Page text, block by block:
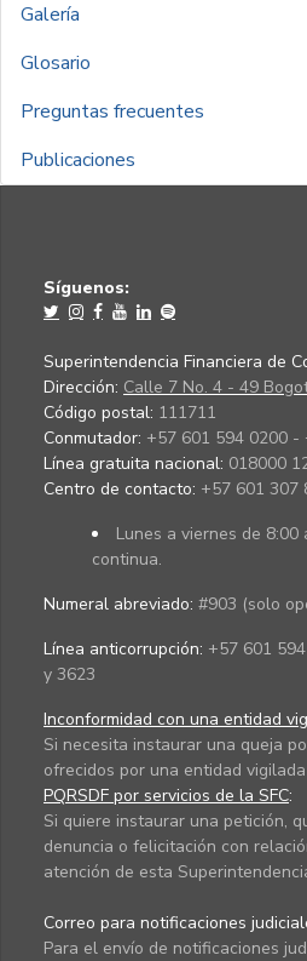
Galería
Glosario
Preguntas frecuentes
Publicaciones
Síguenos:
Superintendencia Financiera de
Dirección: Calle 7 No. 4 - 49
Código postal: 111711
Conmutador: +57 601 594 0200 -
Línea gratuita nacional: 018000
Centro de contacto: +57 601 307
Lunes a viernes de 8:00
continua.
Numeral abreviado: #903 (solo
Línea anticorrupción: +57 601
y 3623
Inconformidad con una entidad
Si necesita instaurar una queja
ofrecidos por una entidad vigilada
PQRSDF por servicios de la SFC:
Si quiere instaurar una petición,
denuncia o felicitación con
atención de esta
Correo para notificaciones
Para el envío de notificaciones